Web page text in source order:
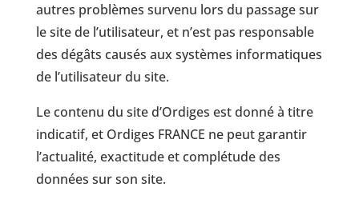
autres problèmes survenu lors du passage sur
le site de l’utilisateur, et n’est pas responsable
des dégâts causés aux systèmes informatiques
de l’utilisateur du site.
Le contenu du site d’Ordiges est donné à titre
indicatif, et Ordiges FRANCE ne peut garantir
l’actualité, exactitude et complétude des
données sur son site.